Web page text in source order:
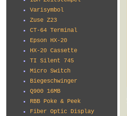
Varisymbol
Zuse Z23
CT-64 Terminal
Epson HX-20
HX-20 Cassette
TI Silent 745
Micro Switch
Biegeschwinger
Q900 16MB
RBB Poke & Peek
Fiber Optic Display